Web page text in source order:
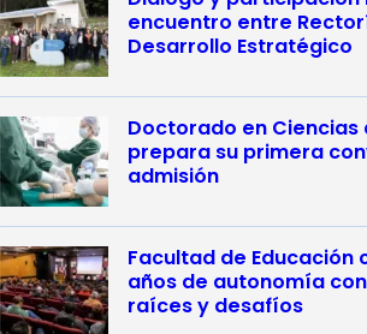
encuentro entre
Desarrollo Estratégico
Doctorado en Ciencias
prepara su primera
admisión
Facultad de Educación
años de autonomía
raíces y desafíos